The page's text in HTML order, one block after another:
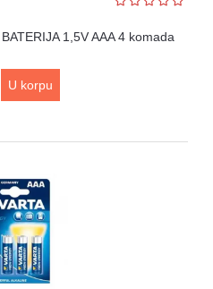
1,5V AAA 4 komada
U korpu